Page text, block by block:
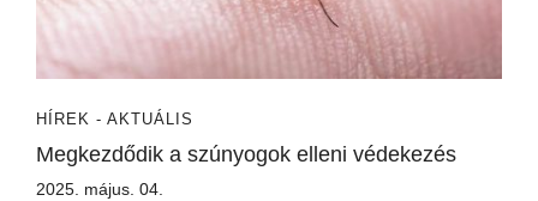
HÍREK - AKTUÁLIS
Megkezdődik a szúnyogok elleni védekezés
2025. május. 04.